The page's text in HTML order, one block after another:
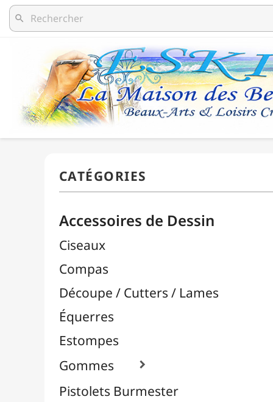
search
Compas
Découpe / Cutters / Lames
Estompes
Gommes 
Pochoirs
Rapporteurs
Règles / Mesures
Taille-Crayons

À Réservoir
Électriques & Mécaniques
Sans Réservoir
Taille-Crayons + Gomme